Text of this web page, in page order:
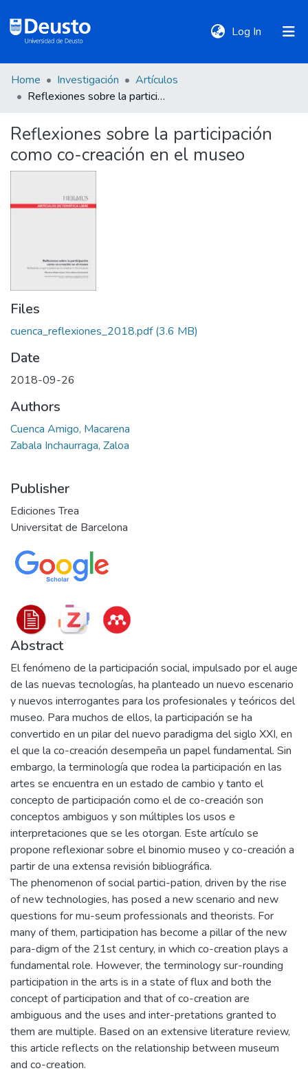
Log In (current)
DeustoTeka
Communities
&
Collections
All of DSpace
Statistics
Policies
Home Investigación
Artículos
Reflexiones sobre la participación como co-creación en el museo
Reflexiones sobre la participación
como co-creación en el museo
Files
cuenca_reflexiones_2018.pdf(3.6 MB)
Date
2018-09-26
Authors
Cuenca Amigo, Macarena
Zabala Inchaurraga, Zaloa
Publisher
Ediciones Trea
Universitat de Barcelona
Abstract
El fenómeno de la participación social, impulsado por el auge
de las nuevas tecnologías, ha planteado un nuevo escenario
y nuevos interrogantes para los profesionales y teóricos del
museo. Para muchos de ellos, la participación se ha
convertido en un pilar del nuevo paradigma del siglo XXI, en
el que la co-creación desempeña un papel fundamental. Sin
embargo, la terminología que rodea la participación en las
artes se encuentra en un estado de cambio y tanto el
concepto de participación como el de co-creación son
conceptos ambiguos y son múltiples los usos e
interpretaciones que se les otorgan. Este artículo se
propone reflexionar sobre el binomio museo y co-creación a
partir de una extensa revisión bibliográfica.
The phenomenon of social partici-pation, driven by the rise
of new technologies, has posed a new scenario and new
questions for mu-seum professionals and theorists. For
many of them, participation has become a pillar of the new
para-digm of the 21st century, in which co-creation plays a
fundamental role. However, the terminology sur-rounding
participation in the arts is in a state of flux and both the
concept of participation and that of co-creation are
ambiguous and the uses and inter-pretations granted to
them are multiple. Based on an extensive literature review,
this article reflects on the relationship between museum
and co-creation.